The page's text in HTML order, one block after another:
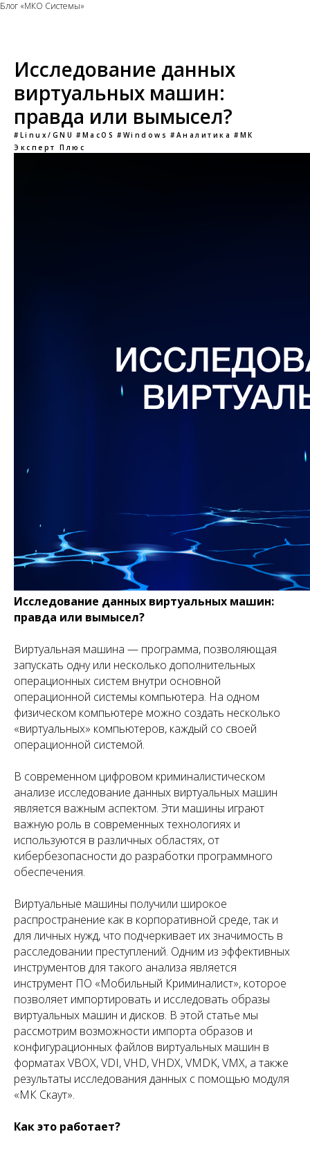
Блог «МКО Системы»
Исследование данных
виртуальных машин:
правда или вымысел?
#Linux/GNU #MacOS #Windows #Аналитика #МК
Эксперт Плюс
Исследование данных виртуальных машин:
правда или вымысел?
Виртуальная машина — программа, позволяющая
запускать одну или несколько дополнительных
операционных систем внутри основной
операционной системы компьютера. На одном
физическом компьютере можно создать несколько
«виртуальных» компьютеров, каждый со своей
операционной системой.
В современном цифровом криминалистическом
анализе исследование данных виртуальных машин
является важным аспектом. Эти машины играют
важную роль в современных технологиях и
используются в различных областях, от
кибербезопасности до разработки программного
обеспечения.
Виртуальные машины получили широкое
распространение как в корпоративной среде, так и
для личных нужд, что подчеркивает их значимость в
расследовании преступлений. Одним из эффективных
инструментов для такого анализа является
инструмент ПО «Мобильный Криминалист», которое
позволяет импортировать и исследовать образы
виртуальных машин и дисков. В этой статье мы
рассмотрим возможности импорта образов и
конфигурационных файлов виртуальных машин в
форматах VBOX, VDI, VHD, VHDX, VMDK, VMX, а также
результаты исследования данных с помощью модуля
«МК Скаут».
Как это работает?